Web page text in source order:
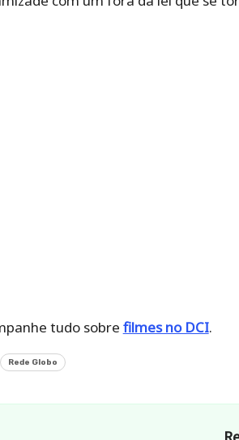
tudo sobre filmes no DCI.
Rede Globo